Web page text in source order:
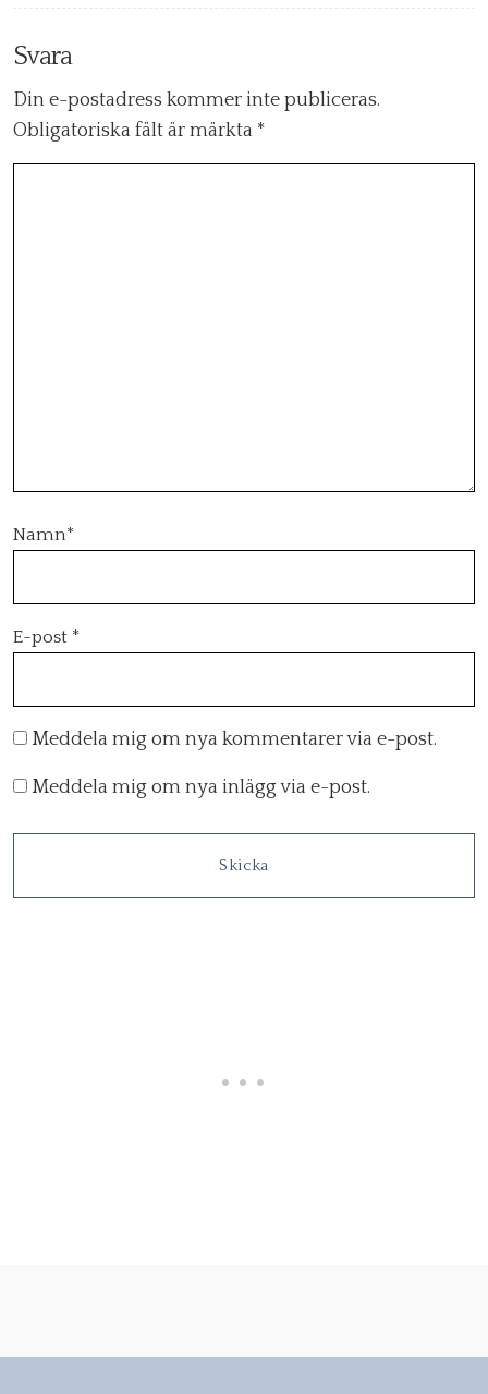
Svara
Din e-postadress kommer inte publiceras.
Obligatoriska fält är märkta *
Namn*
E-post *
Meddela mig om nya kommentarer via e-post.
Meddela mig om nya inlägg via e-post.